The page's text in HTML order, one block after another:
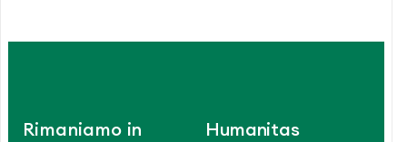
Rimaniamo in
Humanitas